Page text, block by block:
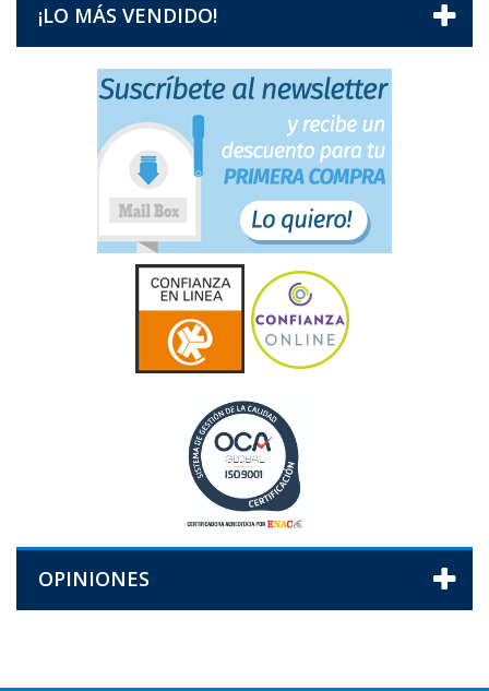
¡LO MÁS VENDIDO!
OPINIONES